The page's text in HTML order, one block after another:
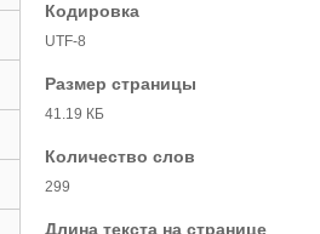
Кодировка
UTF-8
Размер страницы
41.19 КБ
Количество слов
299
Длина текста на странице